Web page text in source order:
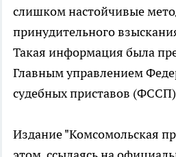
слишком настойчивые
принудительного
Такая информация была
Главным управлением
судебных приставов
Издание "Комсомольская